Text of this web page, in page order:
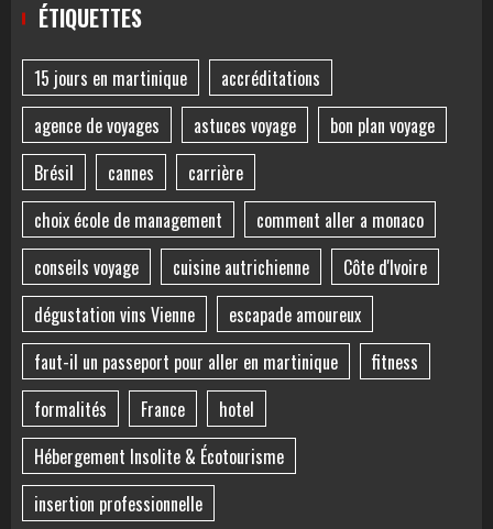
ÉTIQUETTES
15 jours en martinique
accréditations
agence de voyages
astuces voyage
bon plan voyage
Brésil
cannes
carrière
choix école de management
comment aller a monaco
conseils voyage
cuisine autrichienne
Côte d'Ivoire
dégustation vins Vienne
escapade amoureux
faut-il un passeport pour aller en martinique
fitness
formalités
France
hotel
Hébergement Insolite & Écotourisme
insertion professionnelle